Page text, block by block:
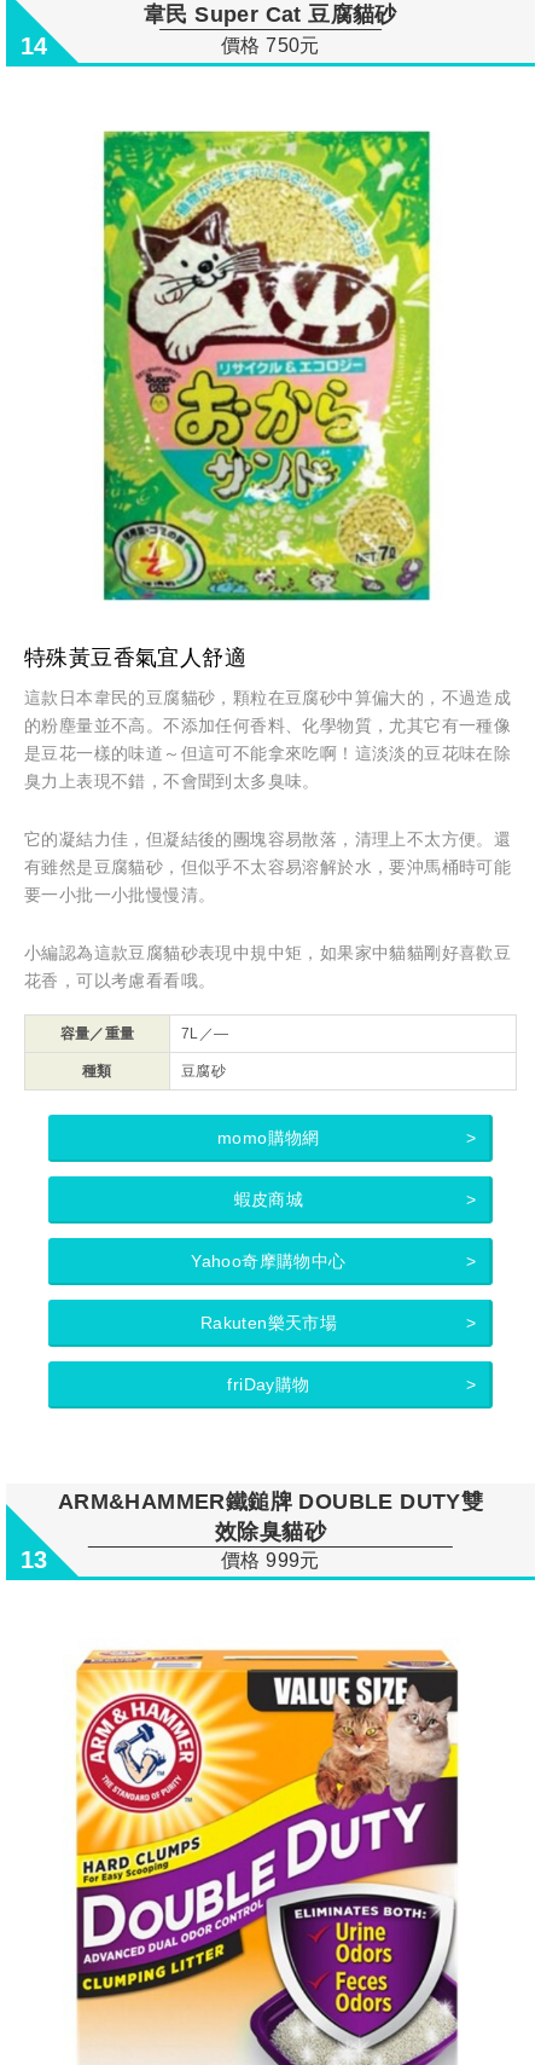
14
韋民 Super Cat 豆腐貓砂
價格 750元
特殊黃豆香氣宜人舒適
這款日本韋民的豆腐貓砂，顆粒在豆腐砂中算偏大的，不過造成
的粉塵量並不高。不添加任何香料、化學物質，尤其它有一種像
是豆花一樣的味道～但這可不能拿來吃啊！這淡淡的豆花味在除
臭力上表現不錯，不會聞到太多臭味。
它的凝結力佳，但凝結後的團塊容易散落，清理上不太方便。還
有雖然是豆腐貓砂，但似乎不太容易溶解於水，要沖馬桶時可能
要一小批一小批慢慢清。
小編認為這款豆腐貓砂表現中規中矩，如果家中貓貓剛好喜歡豆
花香，可以考慮看看哦。
容量／重量 7L／—
種類 豆腐砂
momo購物網
蝦皮商城
Yahoo奇摩購物中心
Rakuten樂天市場
friDay購物
13
ARM&HAMMER鐵鎚牌 DOUBLE DUTY雙
效除臭貓砂
價格 999元